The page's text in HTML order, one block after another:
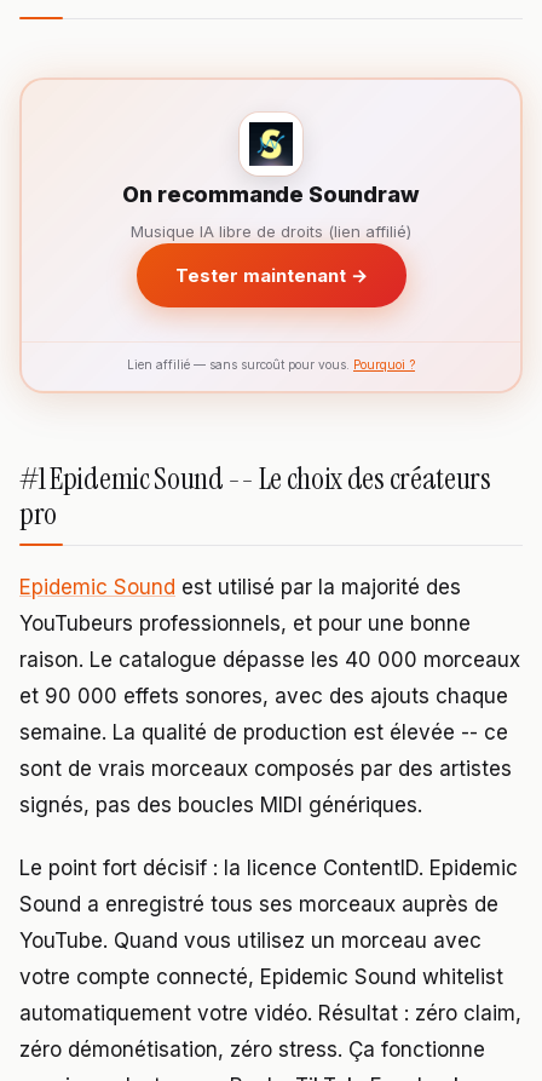
On recommande Soundraw
Musique IA libre de droits (lien affilié)
Tester maintenant →
Lien affilié — sans surcoût pour vous. Pourquoi ?
#1 Epidemic Sound -- Le choix des créateurs
pro
Epidemic Sound est utilisé par la majorité des
YouTubeurs professionnels, et pour une bonne
raison. Le catalogue dépasse les 40 000 morceaux
et 90 000 effets sonores, avec des ajouts chaque
semaine. La qualité de production est élevée -- ce
sont de vrais morceaux composés par des artistes
signés, pas des boucles MIDI génériques.
Le point fort décisif : la licence ContentID. Epidemic
Sound a enregistré tous ses morceaux auprès de
YouTube. Quand vous utilisez un morceau avec
votre compte connecté, Epidemic Sound whitelist
automatiquement votre vidéo. Résultat : zéro claim,
zéro démonétisation, zéro stress. Ça fonctionne